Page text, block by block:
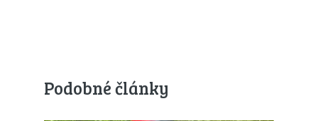
Podobné články